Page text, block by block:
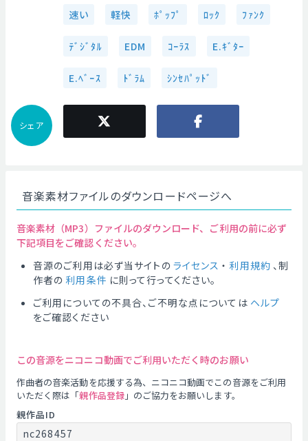
速い 軽快 ﾎﾟｯﾌﾟ ﾛｯｸ ﾌｧﾝｸ
ﾃﾞｼﾞﾀﾙ EDM ｺｰﾗｽ E.ｷﾞﾀｰ
E.ﾍﾞｰｽ ﾄﾞﾗﾑ ｼﾝｾﾊﾟｯﾄﾞ
シェア
音楽素材ファイルのダウンロードページへ
音楽素材（MP3）ファイルのダウンロード、ご利用の前に必ず
下記項目をご確認ください。
音源のご利用は必ず当サイトの ライセンス ・ 利用規約 、制
作者の 利用条件 に則って行ってください。
ご利用についての不具合、ご不明な点については ヘルプ
をご確認ください
この音源をニコニコ動画でご利用いただく時のお願い
作曲者の音楽活動を応援する為、ニコニコ動画でこの音源をご利用
いただく際は「親作品登録」のご協力をお願いします。
親作品ID
nc268457